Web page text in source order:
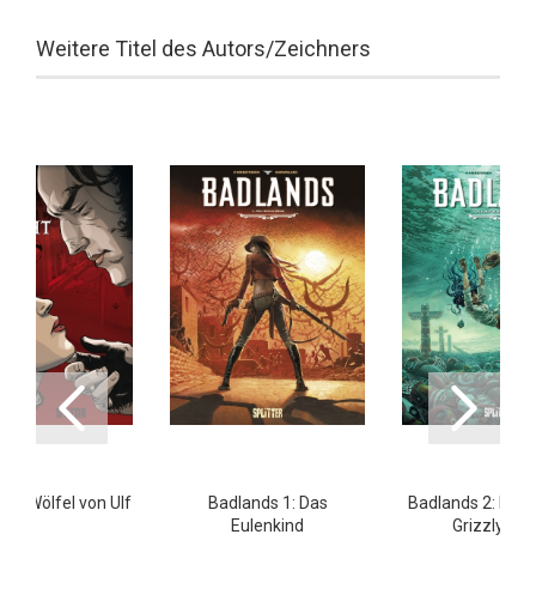
Weitere Titel des Autors/Zeichners
1: Wölfel von Ulf
Badlands 1: Das
Eulenkind
Badlands 2: Der
Grizzly